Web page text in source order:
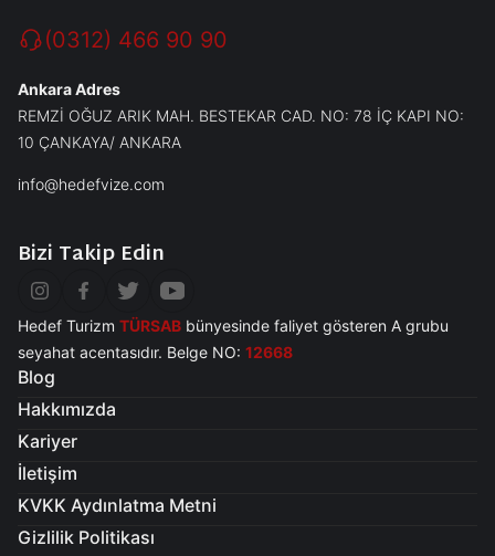
(0312) 466 90 90
Ankara Adres
REMZİ OĞUZ ARIK MAH. BESTEKAR CAD. NO: 78 İÇ KAPI NO:
10 ÇANKAYA/ ANKARA
info@hedefvize.com
Bizi Takip Edin
Hedef Turizm TÜRSAB bünyesinde faliyet gösteren A grubu
seyahat acentasıdır. Belge NO: 12668
Blog
Hakkımızda
Kariyer
İletişim
KVKK Aydınlatma Metni
Gizlilik Politikası